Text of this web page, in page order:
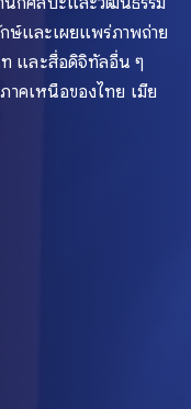
ษ์และเผยแพร่ภาพถ่าย
ท และสื่อดิจิทัลอื่น ๆ
าคเหนือของไทย เมีย